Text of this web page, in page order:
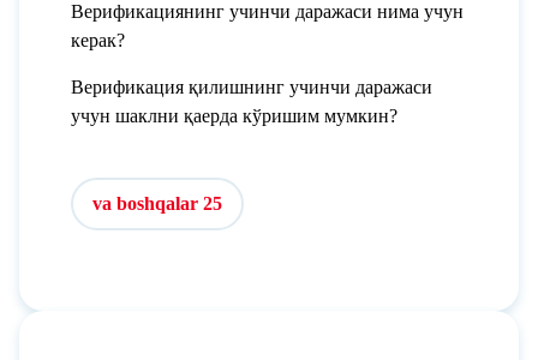
Верификациянинг учинчи даражаси нима учун
керак?
Верификация қилишнинг учинчи даражаси
учун шаклни қаерда кўришим мумкин?
va boshqalar 25